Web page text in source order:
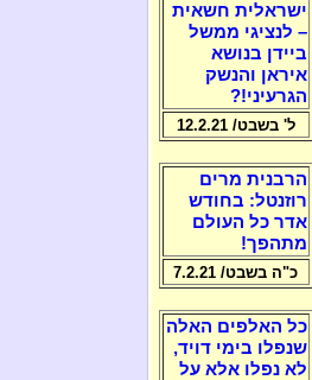
ישראלית חשאית
– לנציגי ממשל
ביידן בנושא
איראן והנשק
הגרעיני!?
ל' בשבט/ 12.2.21
הרבנית מרים
רוזנטל: בחודש
אדר כל העולם
מתהפך!
כ"ה בשבט/ 7.2.21
כל האלפים האלה
שנפלו בימי דויד,
לא נפלו אלא על